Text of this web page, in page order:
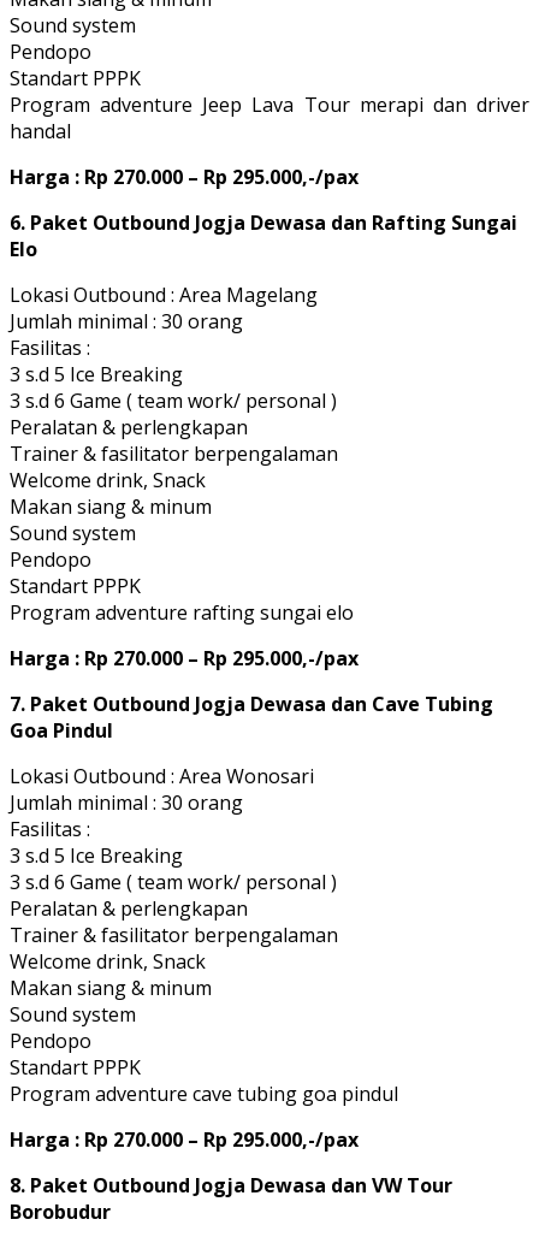
Sound system
Pendopo
Standart PPPK
Program adventure Jeep Lava Tour merapi dan driver
handal
Harga : Rp 270.000 – Rp 295.000,-/pax
6. Paket Outbound Jogja Dewasa dan Rafting Sungai
Elo
Lokasi Outbound : Area Magelang
Jumlah minimal : 30 orang
Fasilitas :
3 s.d 5 Ice Breaking
3 s.d 6 Game ( team work/ personal )
Peralatan & perlengkapan
Trainer & fasilitator berpengalaman
Welcome drink, Snack
Makan siang & minum
Sound system
Pendopo
Standart PPPK
Program adventure rafting sungai elo
Harga : Rp 270.000 – Rp 295.000,-/pax
7. Paket Outbound Jogja Dewasa dan Cave Tubing
Goa Pindul
Lokasi Outbound : Area Wonosari
Jumlah minimal : 30 orang
Fasilitas :
3 s.d 5 Ice Breaking
3 s.d 6 Game ( team work/ personal )
Peralatan & perlengkapan
Trainer & fasilitator berpengalaman
Welcome drink, Snack
Makan siang & minum
Sound system
Pendopo
Standart PPPK
Program adventure cave tubing goa pindul
Harga : Rp 270.000 – Rp 295.000,-/pax
8. Paket Outbound Jogja Dewasa dan VW Tour
Borobudur